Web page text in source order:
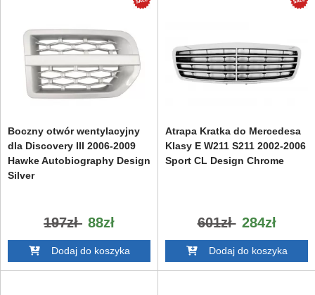
Boczny otwór wentylacyjny
dla Discovery III 2006-2009
Hawke Autobiography Design
Silver
197zł 88zł
Dodaj do koszyka
Atrapa Kratka do Mercedesa
Klasy E W211 S211 2002-2006
Sport CL Design Chrome
601zł 284zł
Dodaj do koszyka